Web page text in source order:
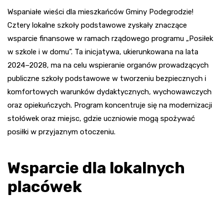
Wspaniałe wieści dla mieszkańców Gminy Podegrodzie!
Cztery lokalne szkoły podstawowe zyskały znaczące
wsparcie finansowe w ramach rządowego programu „Posiłek
w szkole i w domu”. Ta inicjatywa, ukierunkowana na lata
2024–2028, ma na celu wspieranie organów prowadzących
publiczne szkoły podstawowe w tworzeniu bezpiecznych i
komfortowych warunków dydaktycznych, wychowawczych
oraz opiekuńczych. Program koncentruje się na modernizacji
stołówek oraz miejsc, gdzie uczniowie mogą spożywać
posiłki w przyjaznym otoczeniu.
Wsparcie dla lokalnych
placówek